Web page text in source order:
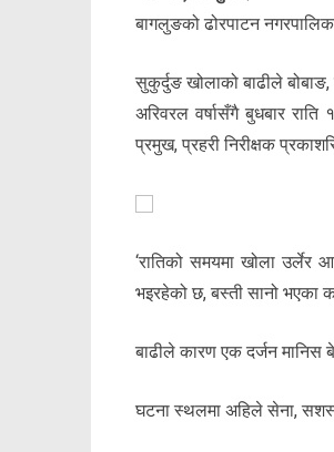
बागलुङको ढोरपाटन
सुकुर्दुङ खोलाको बाढीले
अरिवरल वर्षासँगै बुधबार
प्रमुख, प्रहरी निरीक्षक
‘रातिको समयमा खोला उर्लेर
भइरहेको छ, बस्ती सानो भएका
बाढीले कारण एक दर्जन मानिस
घटना स्थलमा अहिले सेना,